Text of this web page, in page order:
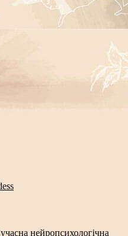
нейропсихологічна